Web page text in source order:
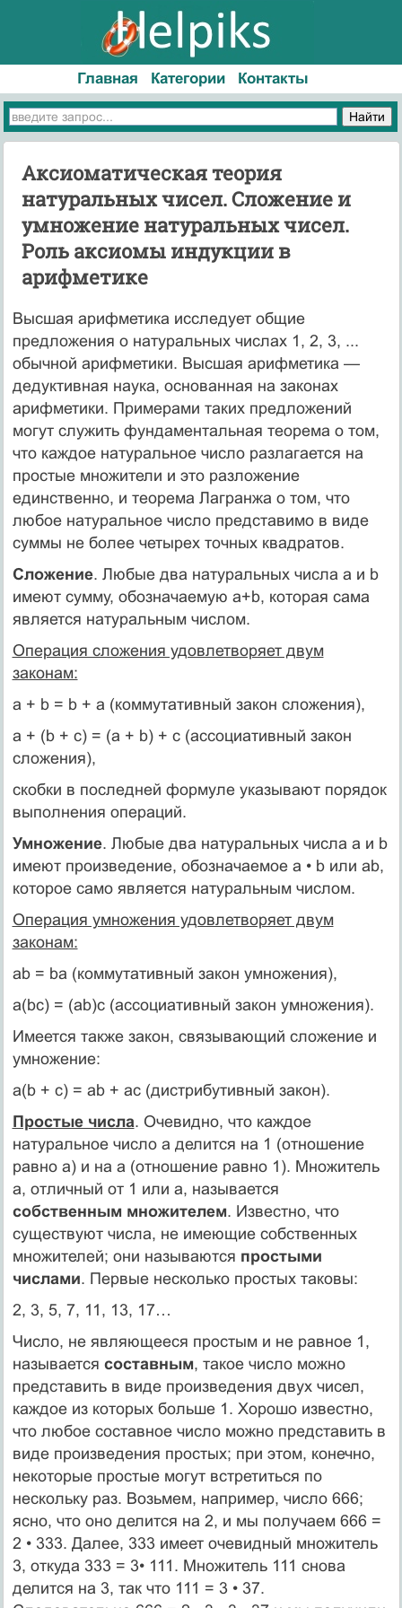
Главная Категории Контакты
Аксиоматическая теория
натуральных чисел. Сложение и
умножение натуральных чисел.
Роль аксиомы индукции в
арифметике
Высшая арифметика исследует общие
предложения о натуральных числах 1, 2, 3, ...
обычной арифметики. Высшая арифметика —
дедуктивная наука, основанная на законах
арифметики. Примерами таких предложений
могут служить фундаментальная теорема о том,
что каждое натураль­ное число разлагается на
простые множители и это разложе­ние
единственно, и теорема Лагранжа о том, что
любое натуральное число представимо в виде
суммы не более четы­рех точных квадратов.
Сложение. Любые два натуральных числа а и b
имеют сумму, обозначаемую а+b, которая сама
является натуральным числом.
Операция сложения удовлетворяет двум
законам:
а + b = b + а (коммутативный закон сложения),
а + (b + с) = (а + b) + с (ассоциативный закон
сложения),
скобки в последней формуле указывают порядок
выполнения операций.
Умножение. Любые два натуральных числа а и b
имеют про­изведение, обозначаемое а • b или ab,
которое само является на­туральным числом.
Операция умножения удовлетворяет двум
законам:
ab = bа (коммутативный закон умножения),
а(bс) = (аb)с (ассоциативный закон умножения).
Имеется также закон, связывающий сложение и
умножение:
а(b + с) = ab + ас (дистрибутивный закон).
Простые числа. Очевидно, что каждое
натуральное чис­ло а делится на 1 (отношение
равно а) и на а (отношение равно 1). Множитель
а, отличный от 1 или а, называется
собственным множителем. Известно, что
существуют числа, не имеющие соб­ственных
множителей; они называются простыми
числами. Первые несколько простых таковы:
2, 3, 5, 7, 11, 13, 17…
Число, не являющееся простым и не равное 1,
называется со­ставным, такое число можно
представить в виде произведения двух чисел,
каждое из которых больше 1. Хорошо известно,
что любое составное число можно представить в
виде произведения простых; при этом, конечно,
некоторые простые могут встре­титься по
нескольку раз. Возьмем, например, число 666;
ясно, что оно делится на 2, и мы получаем 666 =
2 • 333. Далее, 333 имеет очевидный множитель
3, откуда 333 = 3• 111. Множитель 111 снова
делится на 3, так что 111 = 3 • 37.